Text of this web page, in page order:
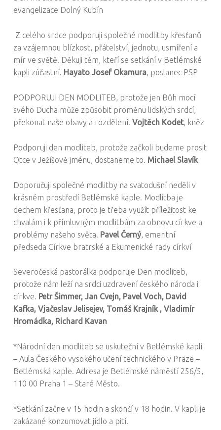
evangelizace Dolný Kubín
Z celého srdce podporuji společné modlitby křesťanů
za vzájemnou blízkost, přátelství, jednotu, usmíření a
mír ve světě. Děkuji těm, kteří se setkání v Betlémské
kapli zúčastní. Hayato Josef Okamura, poslanec PSP
PODPORUJI DEN MODLITEB, protože jen Bůh mocí
svého Ducha může způsobit proměnu lidských srdcí,
překonat naše obavy a rozdělení. Vojtěch Kodet, kněz
Podporuji den modliteb, protože začkoli budeme prosit
Otce v Ježíšově jménu, dostaneme to. Michael Slavík
Doporučuji společné modlitby na svatodušní neděli v
krásném prostředí Betlémské kaple. Modlitba je
dechem křesťana, proto je třeba využít příležitost ke
chvalám i k přímluvným modlitbám za obnovu církve a
problémy našeho světa. Pavel Černý, emeritní
předseda Církve bratrské a Ekumenické rady církví
Severočeská pastorálka podporuje Den modliteb,
protože nám leží na srdci uzdravení českého národa i
církve. Petr Šimmer, Jan Cvejn, Pavel Voch, David
Kafka, Vjačeslav Jelisejev, Tomáš Krajník , Vladimír
Hromádka, Richard Kavan
*Národní den modliteb se uskuteční v Betlémské kapli
– Aula Českého vysokého učení technického v Praze –
Betlémská kaple. Adresa je Betlémské náměstí 256/5,
110 00 Praha 1 – Staré Město.
*Setkání začne v 15 hodin a skončí v 18 hodin. V kapli je
zakázané konzumovat jídlo a pití.